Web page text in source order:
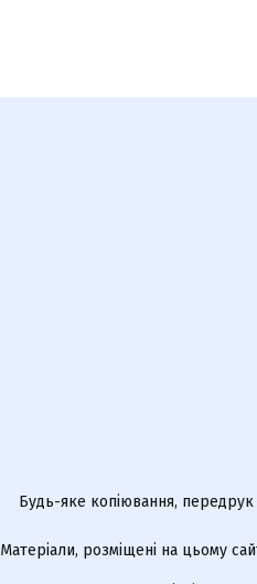
Будь-яке копіювання, передрук
Матеріали, розміщені на цьому